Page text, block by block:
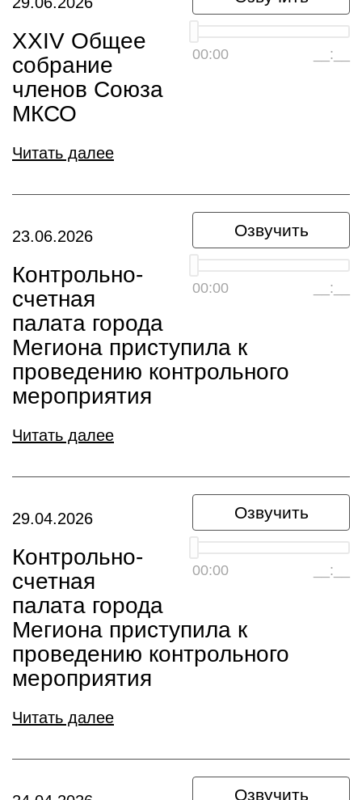
00:00 __:__
XXIV Общее
собрание
членов Союза
МКСО
Читать далее
Озвучить
00:00 __:__
23.06.2026
Контрольно-
счетная
палата города
Мегиона приступила к
проведению контрольного
мероприятия
Читать далее
Озвучить
00:00 __:__
29.04.2026
Контрольно-
счетная
палата города
Мегиона приступила к
проведению контрольного
мероприятия
Читать далее
Озвучить